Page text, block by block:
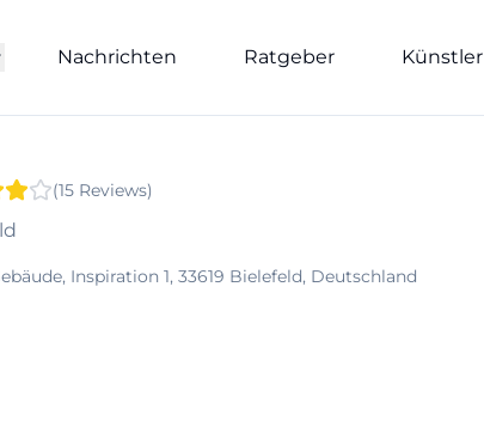
Nachrichten Ratgeber Künstler
(15 Reviews)
Inspiration 1, 33619 Bielefeld, Deutschland